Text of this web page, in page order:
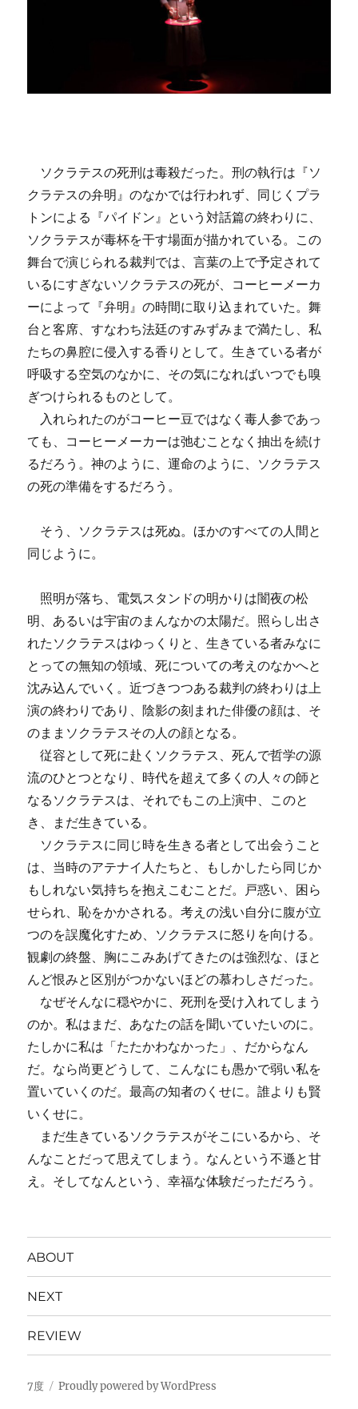
ソクラテスの死刑は毒殺だった。刑の執行は『ソ
クラテスの弁明』のなかでは行われず、同じくプラ
トンによる『パイドン』という対話篇の終わりに、
ソクラテスが毒杯を干す場面が描かれている。この
舞台で演じられる裁判では、言葉の上で予定されて
いるにすぎないソクラテスの死が、コーヒーメーカ
ーによって『弁明』の時間に取り込まれていた。舞
台と客席、すなわち法廷のすみずみまで満たし、私
たちの鼻腔に侵入する香りとして。生きている者が
呼吸する空気のなかに、その気になればいつでも嗅
ぎつけられるものとして。
入れられたのがコーヒー豆ではなく毒人参であっ
ても、コーヒーメーカーは弛むことなく抽出を続け
るだろう。神のように、運命のように、ソクラテス
の死の準備をするだろう。
そう、ソクラテスは死ぬ。ほかのすべての人間と
同じように。
照明が落ち、電気スタンドの明かりは闇夜の松
明、あるいは宇宙のまんなかの太陽だ。照らし出さ
れたソクラテスはゆっくりと、生きている者みなに
とっての無知の領域、死についての考えのなかへと
沈み込んでいく。近づきつつある裁判の終わりは上
演の終わりであり、陰影の刻まれた俳優の顔は、そ
のままソクラテスその人の顔となる。
従容として死に赴くソクラテス、死んで哲学の源
流のひとつとなり、時代を超えて多くの人々の師と
なるソクラテスは、それでもこの上演中、このと
き、まだ生きている。
ソクラテスに同じ時を生きる者として出会うこと
は、当時のアテナイ人たちと、もしかしたら同じか
もしれない気持ちを抱えこむことだ。戸惑い、困ら
せられ、恥をかかされる。考えの浅い自分に腹が立
つのを誤魔化すため、ソクラテスに怒りを向ける。
観劇の終盤、胸にこみあげてきたのは強烈な、ほと
んど恨みと区別がつかないほどの慕わしさだった。
なぜそんなに穏やかに、死刑を受け入れてしまう
のか。私はまだ、あなたの話を聞いていたいのに。
たしかに私は「たたかわなかった」、だからなん
だ。なら尚更どうして、こんなにも愚かで弱い私を
置いていくのだ。最高の知者のくせに。誰よりも賢
いくせに。
まだ生きているソクラテスがそこにいるから、そ
んなことだって思えてしまう。なんという不遜と甘
え。そしてなんという、幸福な体験だっただろう。
ABOUT
NEXT
REVIEW
7度 Proudly powered by WordPress